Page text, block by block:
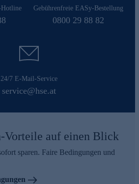
Hotline Gebührenfreie EASy-Bestellung
0800 29 88 82
24/7 E-Mail-Service
service@hse.at
Vorteile auf einen Blick
sparen. Faire Bedingungen und